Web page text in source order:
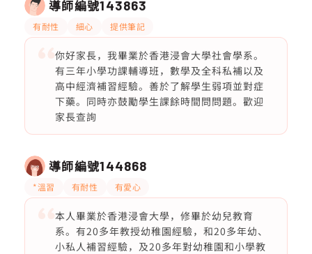
導師編號143863
有耐性 細心 提供筆記
你好家長，我畢業於香港浸會大學社會學系。
有三年小學功課輔導班，數學及全科私補以及
高中經濟補習經驗。善於了解學生弱項並對症
下藥。同時亦鼓勵學生課餘時間問問題。歡迎
家長查詢
導師編號144868
*溫習 有耐性 有愛心
本人畢業於香港浸會大學，修畢於幼兒教育
系。有20多年教授幼稚園經驗，和20多年幼、
小私人補習經驗，及20多年對幼稚園和小學教